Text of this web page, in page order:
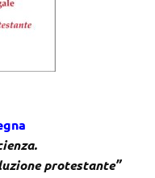
protestante”